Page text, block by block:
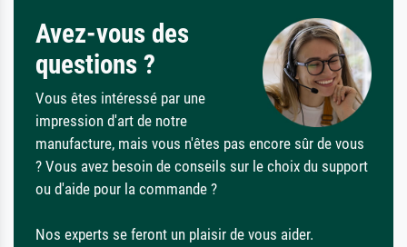
Avez-vous des
questions ?
Vous êtes intéressé par une
impression d'art de notre
manufacture, mais vous n'êtes pas encore sûr de vous
? Vous avez besoin de conseils sur le choix du support
ou d'aide pour la commande ?
Nos experts se feront un plaisir de vous aider.